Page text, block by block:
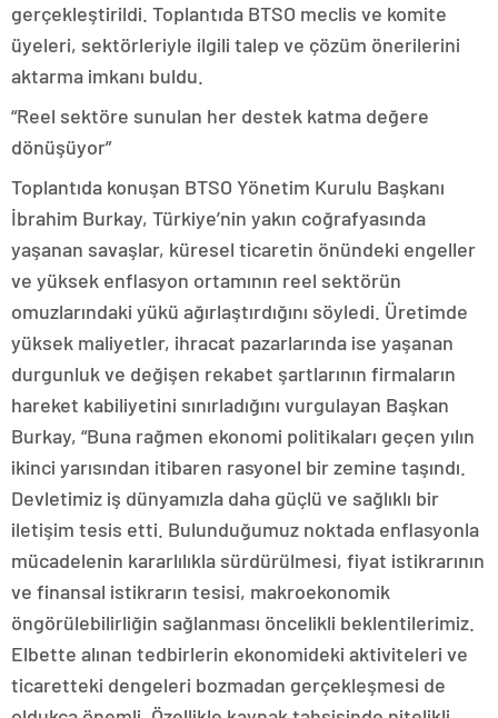
gerçekleştirildi. Toplantıda BTSO meclis ve komite
üyeleri, sektörleriyle ilgili talep ve çözüm önerilerini
aktarma imkanı buldu.
“Reel sektöre sunulan her destek katma değere
dönüşüyor”
Toplantıda konuşan BTSO Yönetim Kurulu Başkanı
İbrahim Burkay, Türkiye’nin yakın coğrafyasında
yaşanan savaşlar, küresel ticaretin önündeki engeller
ve yüksek enflasyon ortamının reel sektörün
omuzlarındaki yükü ağırlaştırdığını söyledi. Üretimde
yüksek maliyetler, ihracat pazarlarında ise yaşanan
durgunluk ve değişen rekabet şartlarının firmaların
hareket kabiliyetini sınırladığını vurgulayan Başkan
Burkay, “Buna rağmen ekonomi politikaları geçen yılın
ikinci yarısından itibaren rasyonel bir zemine taşındı.
Devletimiz iş dünyamızla daha güçlü ve sağlıklı bir
iletişim tesis etti. Bulunduğumuz noktada enflasyonla
mücadelenin kararlılıkla sürdürülmesi, fiyat istikrarının
ve finansal istikrarın tesisi, makroekonomik
öngörülebilirliğin sağlanması öncelikli beklentilerimiz.
Elbette alınan tedbirlerin ekonomideki aktiviteleri ve
ticaretteki dengeleri bozmadan gerçekleşmesi de